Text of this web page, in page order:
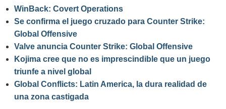
WinBack: Covert Operations
Se confirma el juego cruzado para Counter Strike:
Global Offensive
Valve anuncia Counter Strike: Global Offensive
Kojima cree que no es imprescindible que un juego
triunfe a nivel global
Global Conflicts: Latin America, la dura realidad de
una zona castigada